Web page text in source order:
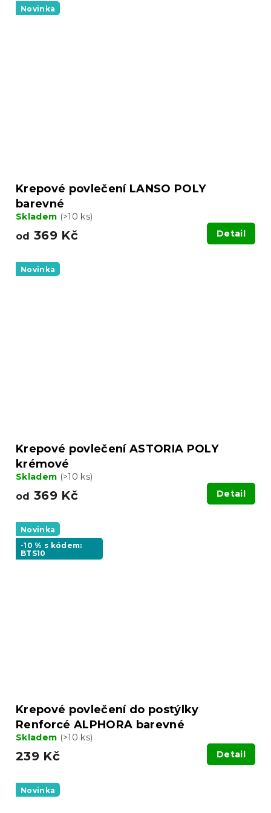
Novinka
Krepové povlečení LANSO POLY
barevné
Skladem (>10 ks)
od 369 Kč Detail
Novinka
Krepové povlečení ASTORIA POLY
krémové
Skladem (>10 ks)
od 369 Kč Detail
Novinka
-10 % s kódem:
BTS10
Krepové povlečení do postýlky
Renforcé ALPHORA barevné
Skladem (>10 ks)
239 Kč Detail
Novinka